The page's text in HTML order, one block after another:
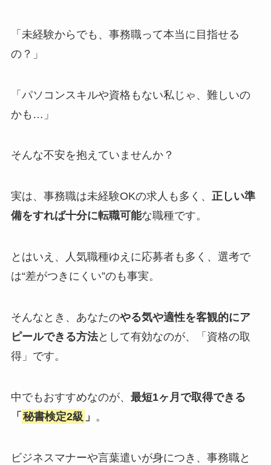
「未経験からでも、事務職って本当に目指せる
の？」
「パソコンスキルや資格もない私じゃ、難しいの
かも…」
そんな不安を抱えていませんか？
実は、事務職は未経験OKの求人も多く、 正しい準
備をすれば十分に転職可能な職種です。
とはいえ、人気職種ゆえに応募者も多く、選考で
は“差がつきにくい”のも事実。
そんなとき、あなたのやる気や適性を客観的にア
ピールできる方法として有効なのが、「資格の取
得」です。
中でもおすすめなのが、 最短1ヶ月で取得できる
「 秘書検定2級 」 。
ビジネスマナーや言葉遣いが身につき、事務職と